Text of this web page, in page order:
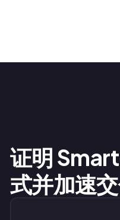
证明
式并加速